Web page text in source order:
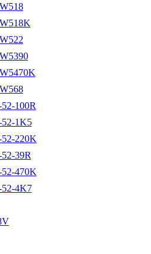
100R
52-1K5
52-220K
39R
52-470K
52-4K7